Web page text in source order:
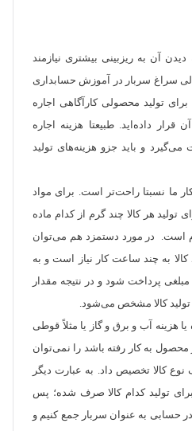
آن به ریزبینی بیشتری نیازمند
سراغ سربار در آموزش حسابداری
تولید محصولی کارآگاهی اجاره
قرار داده‌اید. طبیعتا هزینه اجاره
می‌گیرد و باید جزو هزینه‌های تولید
ما نسبتا راحت‌تر است. برای مواد
هر کالا چند گرم از کدام ماده
است. در مورد دستمزد هم می‌توان
به چند ساعت کار نیاز است و به
پرداخت شود و در نتیجه مقدار
تولید کالا مشخص می‌شود.
یا هزینه آب و برق و گاز یا مثلاً قوطی
به کار رفته باشد را نمی‌توان
کالا تخصیص داد. به عبارت دیگر
تولید کدام کالا صرف شده؛ پس
در حسابی به عنوان سربار جمع کنیم و